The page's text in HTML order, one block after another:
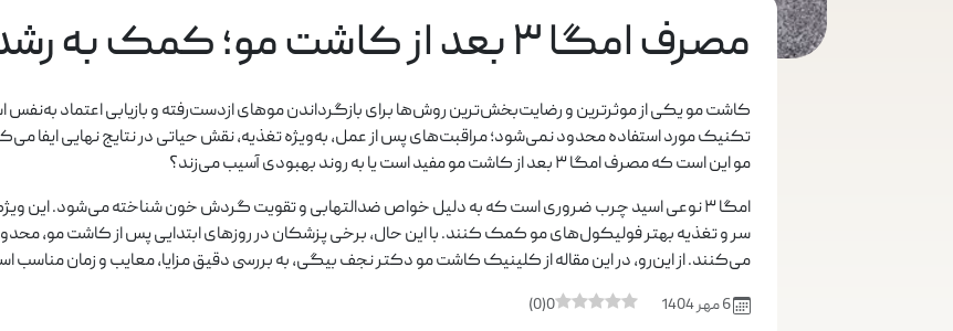
مصرف امگا ۳ بعد از کاشت مو؛ کمک به رشد یا مانع؟
کاشت مو یکی از موثرترین و رضایت‌بخش‌ترین روش‌ها برای بازگرداندن موهای از‌دست‌رفته و بازیابی اعتماد به‌نفس
تکنیک مورد استفاده محدود نمی‌شود؛ مراقبت‌های پس از عمل، به‌ویژه تغذیه، نقش حیاتی در نتایج نهایی ایفا
مو این است که مصرف امگا ۳ بعد از کاشت مو مفید است یا به روند بهبودی آسیب می‌زند؟
امگا ۳ نوعی اسید چرب ضروری است که به دلیل خواص ضدالتهابی و تقویت گردش خون شناخته می‌شود. این
می‌کنند. از این‌رو، در این مقاله از کلینیک کاشت مو دکتر نجف بیگی، به بررسی دقیق مزایا، معایب و زمان مناسب استفاده از امگا ۳
0
(
0
)